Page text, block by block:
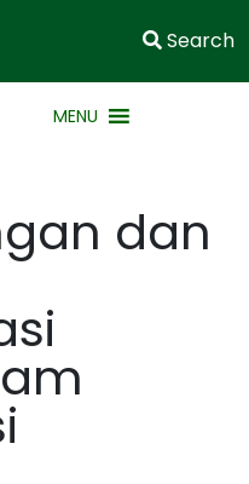
Search
MENU
dan